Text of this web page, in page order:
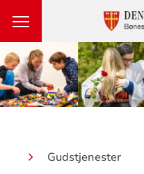
Menighetsarbeid
Gudstjenester